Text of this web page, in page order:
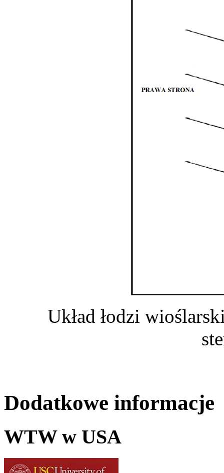
Układ łodzi
Dodatkowe informacje
WTW w USA